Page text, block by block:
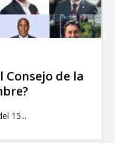
Consejo de la
15...